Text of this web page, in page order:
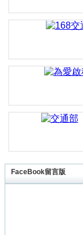
FaceBook留言版